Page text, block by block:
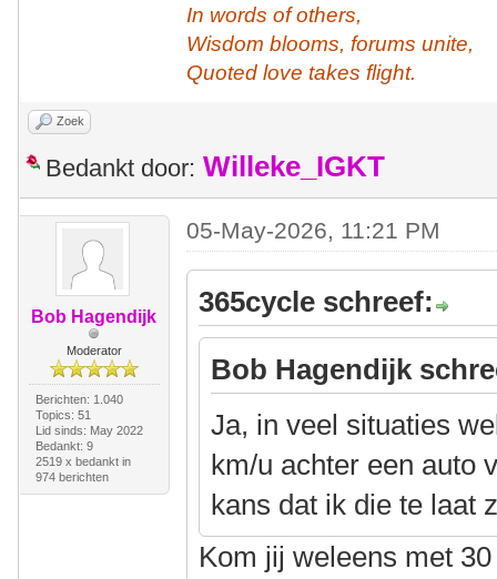
In words of others,
Wisdom blooms, forums unite,
Quoted love takes flight.
Zoek
Bedankt door: Willeke_IGKT
Bob Hagendijk
Moderator
Berichten: 1.040
Topics: 51
Lid sinds: May 2022
Bedankt: 9
2519 x bedankt in
974 berichten
05-May-2026, 11:21 PM
365cycle schreef:
Bob Hagendijk
Ja, in veel situaties
km/u achter een auto
kans dat ik die te laat
Kom jij weleens met